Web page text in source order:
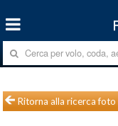
Ritorna alla ricerca foto